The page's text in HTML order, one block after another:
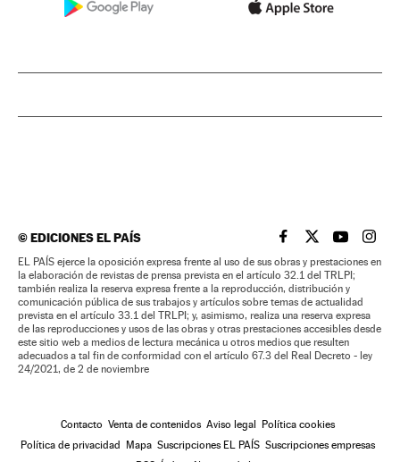
©EDICIONES EL PAÍS EL PAÍS BRASIL EN
EL PAÍSEL PAÍS
EL
EL PAÍS ejerce la oposición expresa frente al uso de sus obras y prestaciones en
la elaboración de revistas de prensa prevista en el artículo 32.1 del TRLPI;
también realiza la reserva expresa frente a la reproducción, distribución y
comunicación pública de sus trabajos y artículos sobre temas de actualidad
prevista en el artículo 33.1 del TRLPI; y, asimismo, realiza una reserva expresa
de las reproducciones y usos de las obras y otras prestaciones accesibles desde
este sitio web a medios de lectura mecánica u otros medios que resulten
adecuados a tal fin de conformidad con el artículo 67.3 del Real Decreto - ley
24/2021, de 2 de noviembre
Contacto Venta de contenidos Aviso legal
Política cookies
Política de privacidad
Mapa Suscripciones EL PAÍS Suscripciones empresas